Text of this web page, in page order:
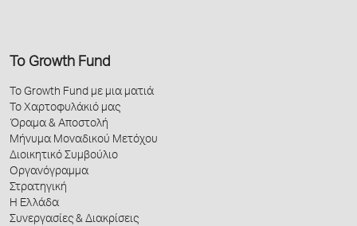
Το Growth Fund
Το Growth Fund με μια ματιά
Το Χαρτοφυλάκιό μας
Όραμα & Αποστολή
Μήνυμα Μοναδικού Μετόχου
Διοικητικό Συμβούλιο
Οργανόγραμμα
Στρατηγική
Η Ελλάδα
Συνεργασίες & Διακρίσεις